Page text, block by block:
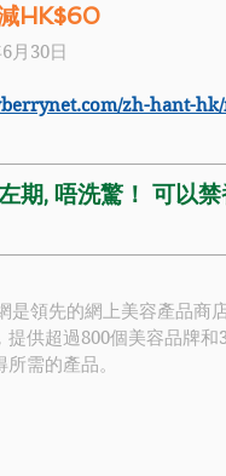
HK$60
月30日
zh-hant-
期, 唔洗驚！ 可以
是領先的網上美容產品商
供超過800個美容品牌
需的產品。